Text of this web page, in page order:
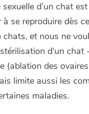
d’un chat
se reproduire dès
chats, et nous ne
d'un chat
(ablation des
limite aussi les
maladies.